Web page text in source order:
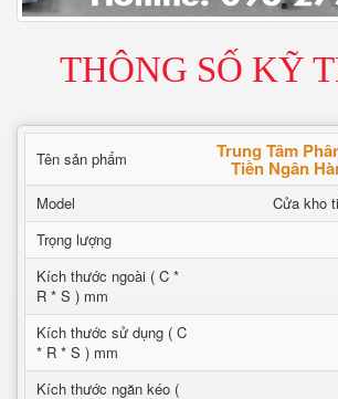
THÔNG SỐ KỸ
Tên sản phẩm Trung Tâm
Tiền Ngân
Model
Cửa kho
Trọng lượng
Kích thước ngoài ( C *
R * S ) mm
Kích thước sử dụng ( C
* R * S ) mm
Kích thước ngăn kéo (